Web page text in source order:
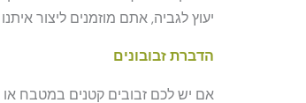
יעוץ לגביה, אתם מוזמנים ליצור
הדברת זבובונים
אם יש לכם זבובים קטנים במטבח